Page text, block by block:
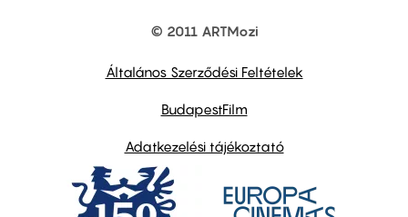
© 2011 ARTMozi
Általános Szerződési Feltételek
BudapestFilm
Adatkezelési tájékoztató